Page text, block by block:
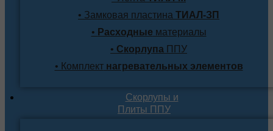
• Замковая пластина ТИАЛ-ЗП
• Расходные материалы
• Скорлупа ППУ
• Комплектнагревательных элементов
Скорлупы и
Плиты ППУ